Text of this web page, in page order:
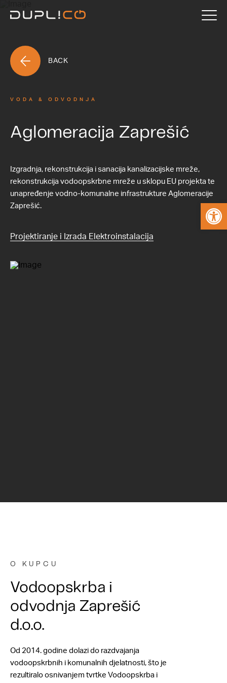
BACK
VODA & ODVODNJA
Aglomeracija Zaprešić
Izgradnja, rekonstrukcija i sanacija kanalizacijske mreže,
rekonstrukcija vodoopskrbne mreže u sklopu EU projekta te
unapređenje vodno-komunalne infrastrukture Aglomeracije
Zaprešić.
Projektiranje i Izrada Elektroinstalacija
O KUPCU
Vodoopskrba i
odvodnja Zaprešić
d.o.o.
Od 2014. godine dolazi do razdvajanja
vodoopskrbnih i komunalnih djelatnosti, što je
rezultiralo osnivanjem tvrtke Vodoopskrba i